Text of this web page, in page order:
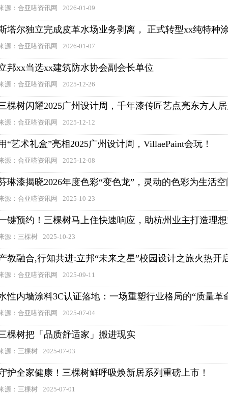
源：合亚嗒资讯网 2026-01-09
塔尔独立完成皮革水场业务剥离， 正式转型xx纯特种
源：合亚嗒资讯网 2026-01-07
邦xx当选xx建筑防水协会副会长单位
源：合亚嗒资讯网 2025-12-26
棵树闪耀2025广州设计周，千年漆传匠艺点亮东方人
源：合亚嗒资讯网 2025-12-12
“艺术礼盒”亮相2025广州设计周，VillaePaint会玩！
源：合亚嗒资讯网 2025-12-08
琳漆揭晓2026年度色彩“变色龙”，灵动的色彩为生活
源：合亚嗒资讯网 2025-10-23
键预约！三棵树马上住快速响应，助杭州业主打造理
源：三棵树 2025-10-23
教融合,行知共进:立邦“未来之星”校园设计之旅火热开
源：合亚嗒资讯网 2025-09-11
性内墙涂料3C认证落地：一场重塑行业格局的“质量革
源：合亚嗒资讯网 2025-07-04
棵树把「品质舒适家」搬进现实
源：三棵树 2025-07-03
护全家健康！三棵树鲜呼吸焕新居系列重磅上市！
源：三棵树 2025-07-01